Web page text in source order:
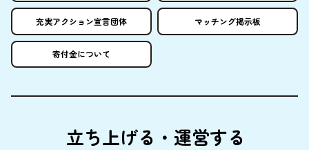
充実アクション宣言団体 マッチング掲示板
寄付金について
立ち上げる・ 運営する